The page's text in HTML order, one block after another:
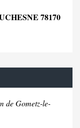
78170
de Gometz-le-